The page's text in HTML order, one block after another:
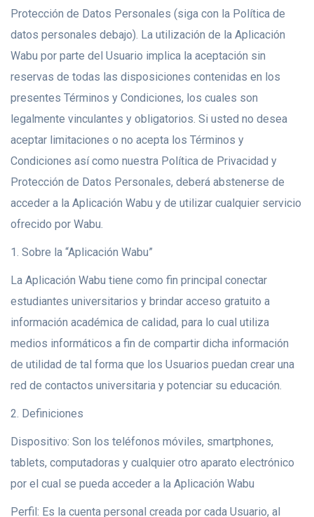
Protección de Datos Personales (siga con la Política de
datos personales debajo). La utilización de la Aplicación
Wabu por parte del Usuario implica la aceptación sin
reservas de todas las disposiciones contenidas en los
presentes Términos y Condiciones, los cuales son
legalmente vinculantes y obligatorios. Si usted no desea
aceptar limitaciones o no acepta los Términos y
Condiciones así como nuestra Política de Privacidad y
Protección de Datos Personales, deberá abstenerse de
acceder a la Aplicación Wabu y de utilizar cualquier servicio
ofrecido por Wabu.
1. Sobre la “Aplicación Wabu”
La Aplicación Wabu tiene como fin principal conectar
estudiantes universitarios y brindar acceso gratuito a
información académica de calidad, para lo cual utiliza
medios informáticos a fin de compartir dicha información
de utilidad de tal forma que los Usuarios puedan crear una
red de contactos universitaria y potenciar su educación.
2. Definiciones
Dispositivo: Son los teléfonos móviles, smartphones,
tablets, computadoras y cualquier otro aparato electrónico
por el cual se pueda acceder a la Aplicación Wabu
Perfil: Es la cuenta personal creada por cada Usuario, al